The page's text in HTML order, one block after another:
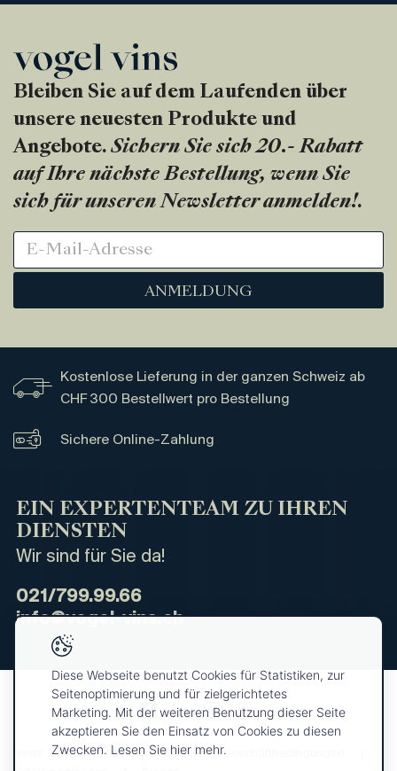
Bleiben Sie auf dem Laufenden über
unsere neuesten Produkte und
Angebote. Sichern Sie sich 20.- Rabatt
auf Ihre nächste Bestellung, wenn Sie
sich für unseren Newsletter anmelden!.
ANMELDUNG
Kostenlose Lieferung in der ganzen Schweiz ab
CHF 300 Bestellwert pro Bestellung
Sichere Online-Zahlung
EIN EXPERTENTEAM ZU IHREN
DIENSTEN
Wir sind für Sie da!
021/799.99.66
info@vogel-vins.ch
Über uns
Allgemeine Geschäftbedingungen
Diese Webseite benutzt Cookies für Statistiken, zur
Seitenoptimierung und für zielgerichtetes
Marketing. Mit der weiteren Benutzung dieser Seite
akzeptieren Sie den Einsatz von Cookies zu diesen
Zwecken. Lesen Sie hier mehr.